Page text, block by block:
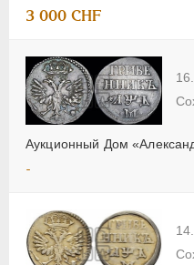
3 000 CHF
Аукционный Дом
-